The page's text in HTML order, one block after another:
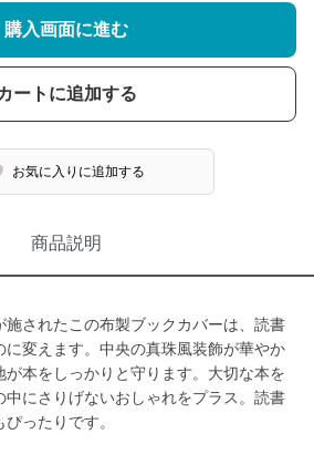
購入画面に進む
ートに追加する
お気に入りに追加する
商品説明
されたこの布製ブックカバーは、読書
変えます。中央の真珠風装飾が華やか
が本をしっかりと守ります。大切な本を
中にさりげないおしゃれをプラス。読書
ったりです。